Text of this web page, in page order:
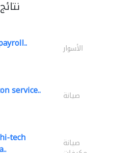
الأسوار
service.. صيانة
tech صيانة